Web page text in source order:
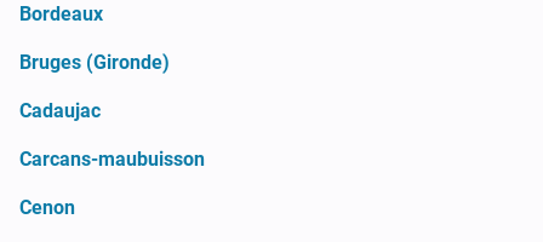
Bordeaux
Bruges (Gironde)
Cadaujac
Carcans-maubuisson
Cenon